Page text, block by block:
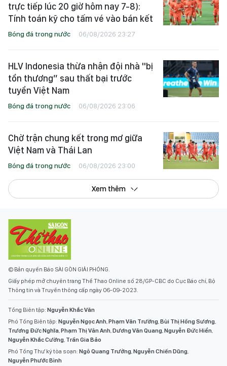
trực tiếp lúc 20 giờ hôm nay 7-8):
Tính toán kỹ cho tấm vé vào bán kết
Bóng đá trong nước 06/08/2026 23:27
HLV Indonesia thừa nhận đội nhà "bị
tổn thương” sau thất bại trước
tuyển Việt Nam
Bóng đá trong nước 06/08/2026 23:06
Chờ trận chung kết trong mơ giữa
Việt Nam và Thái Lan
Bóng đá trong nước 06/08/2026 23:00
Xem thêm
© Bản quyền Báo SÀI GÒN GIẢI PHÓNG.
Giấy phép mở chuyên trang Thể Thao Online số 28/GP-CBC do Cục Báo chí, Bộ
Thông tin và Truyền thông cấp ngày 06-09-2023.
Tổng Biên tập: Nguyễn Khắc Văn
Phó Tổng Biên tập: Nguyễn Ngọc Anh,Phạm Văn Trường,Bùi Thị Hồng Sương,
Trương Đức Nghĩa,Phạm Thị Vân Anh,Dương Văn Quang,Nguyễn Đức Hiển,
Nguyễn Khắc Cường, Trần Gia Bảo
Phó Tổng Thư ký tòa soạn: Ngô Quang Trưởng,Nguyễn Chiến Dũng,
Nguyễn Phước Bình